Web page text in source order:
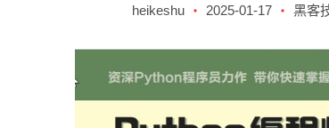
heikeshu 2025-01-17 黑客